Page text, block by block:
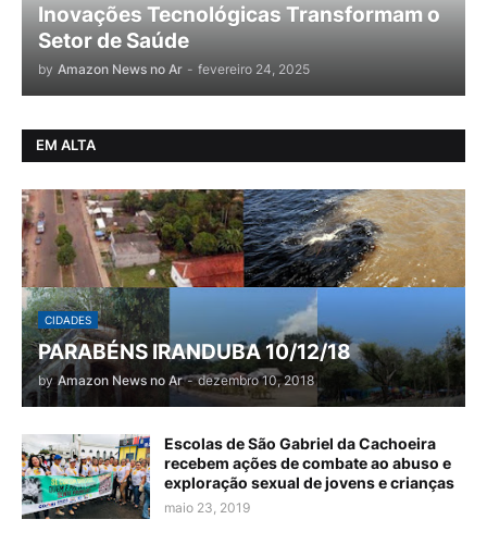
Inovações Tecnológicas Transformam o
Setor de Saúde
by Amazon News no Ar - fevereiro 24, 2025
EM ALTA
CIDADES
PARABÉNS IRANDUBA 10/12/18
by Amazon News no Ar - dezembro 10, 2018
Escolas de São Gabriel da Cachoeira
recebem ações de combate ao abuso e
exploração sexual de jovens e crianças
maio 23, 2019